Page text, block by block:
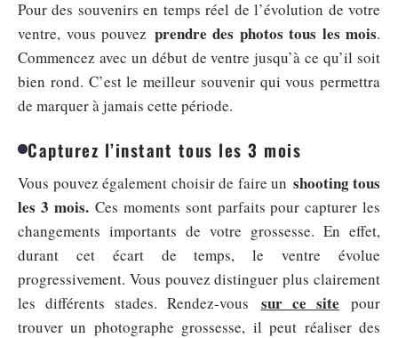
Pour des souvenirs en temps réel de l’évolution de votre
ventre, vous pouvez prendre des photos tous les mois.
Commencez avec un début de ventre jusqu’à ce qu’il soit
bien rond. C’est le meilleur souvenir qui vous permettra
de marquer à jamais cette période.
Capturez l’instant tous les 3 mois
Vous pouvez également choisir de faire un shooting tous
les 3 mois.Ces moments sont parfaits pour capturer les
changements importants de votre grossesse. En effet,
durant cet écart de temps, le ventre évolue
progressivement. Vous pouvez distinguer plus clairement
les différents stades. Rendez-vous sur ce site pour
trouver un photographe grossesse, il peut réaliser des